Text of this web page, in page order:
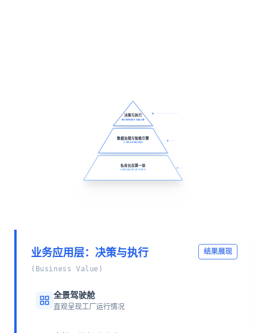
决策与执行
BUSINESS VALUE
数据治理与智能引擎
CORE ENGINE
私有化存算一体
INFRASTRUCTURE
业务应用层：决策与执行
(Business Value)
结果展现
全景驾驶舱
直观呈现工厂运行情况